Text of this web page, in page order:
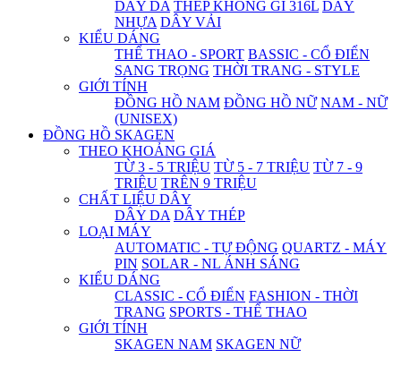
DÂY DA THÉP KHÔNG GỈ 316L DÂY
NHỰA DÂY VẢI
KIỂU DÁNG
THỂ THAO - SPORT BASSIC - CỔ ĐIỂN
SANG TRỌNG THỜI TRANG - STYLE
GIỚI TÍNH
ĐỒNG HỒ NAM ĐỒNG HỒ NỮ NAM - NỮ
(UNISEX)
ĐỒNG HỒ SKAGEN
THEO KHOẢNG GIÁ
TỪ 3 - 5 TRIỆU TỪ 5 - 7 TRIỆU TỪ 7 - 9
TRIỆU TRÊN 9 TRIỆU
CHẤT LIỆU DÂY
DÂY DA DÂY THÉP
LOẠI MÁY
AUTOMATIC - TỰ ĐỘNG QUARTZ - MÁY
PIN SOLAR - NL ÁNH SÁNG
KIỂU DÁNG
CLASSIC - CỔ ĐIỂN FASHION - THỜI
TRANG SPORTS - THỂ THAO
GIỚI TÍNH
SKAGEN NAM SKAGEN NỮ